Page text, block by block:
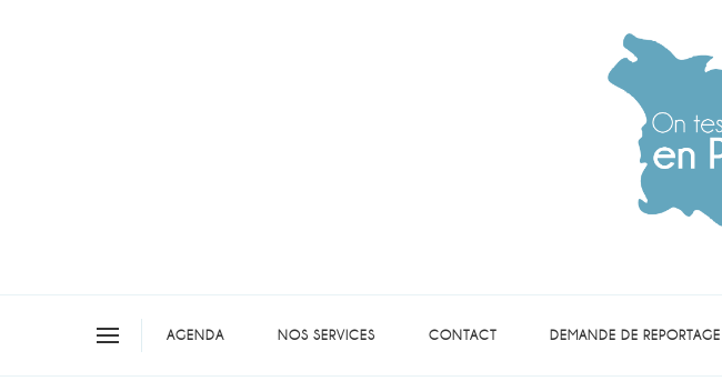
AGENDA NOS SERVICES CONTACT DEMANDE DE REPORTAGE